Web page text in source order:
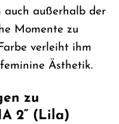
auch außerhalb der
Momente zu
verleiht ihm
Ästhetik.
zu
2“ (Lila)